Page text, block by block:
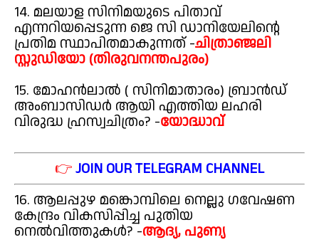
14. മലയാള സിനിമയുടെ പിതാവ്
എന്നറിയപ്പെടുന്ന ജെ സി ഡാനിയേലിന്റെ
പ്രതിമ സ്ഥാപിതമാകുന്നത് -ചിത്രാഞ്ജലി
സ്റ്റുഡിയോ (തിരുവനന്തപുരം)
15. മോഹൻലാൽ ( സിനിമാതാരം) ബ്രാൻഡ്
അംബാസിഡർ ആയി എത്തിയ ലഹരി
വിരുദ്ധ ഹ്രസ്വചിത്രം? -യോദ്ധാവ്
👉JOIN OUR TELEGRAM CHANNEL
16. ആലപ്പുഴ മങ്കൊമ്പിലെ നെല്ലു ഗവേഷണ
കേന്ദ്രം വികസിപ്പിച്ച പുതിയ
നെൽവിത്തുകൾ? -ആദ്യ, പുണ്യ